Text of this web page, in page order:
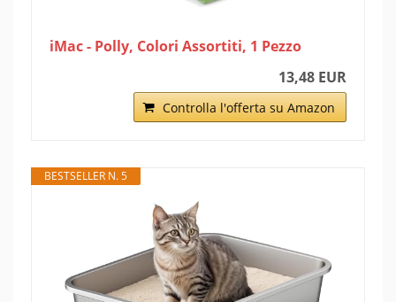
iMac - Polly, Colori Assortiti, 1 Pezzo
13,48 EUR
Controlla l'offerta su Amazon
BESTSELLER N. 5